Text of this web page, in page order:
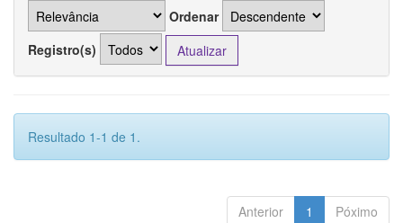
Ordenar
Registro(s)
Resultado 1-1 de 1.
Anterior 1 Póximo